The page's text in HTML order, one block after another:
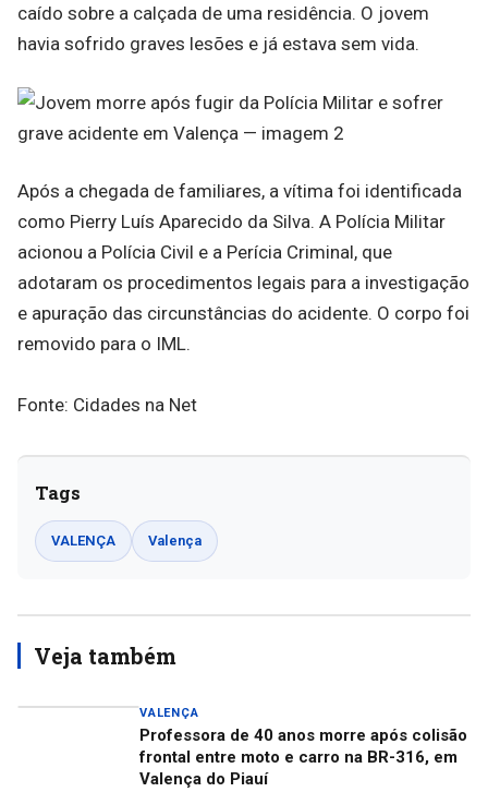
caído sobre a calçada de uma residência. O jovem
havia sofrido graves lesões e já estava sem vida.
Após a chegada de familiares, a vítima foi identificada
como Pierry Luís Aparecido da Silva. A Polícia Militar
acionou a Polícia Civil e a Perícia Criminal, que
adotaram os procedimentos legais para a investigação
e apuração das circunstâncias do acidente. O corpo foi
removido para o IML.
Fonte: Cidades na Net
Tags
VALENÇA Valença
Veja também
VALENÇA
Professora de 40 anos morre após colisão
frontal entre moto e carro na BR-316, em
Valença do Piauí